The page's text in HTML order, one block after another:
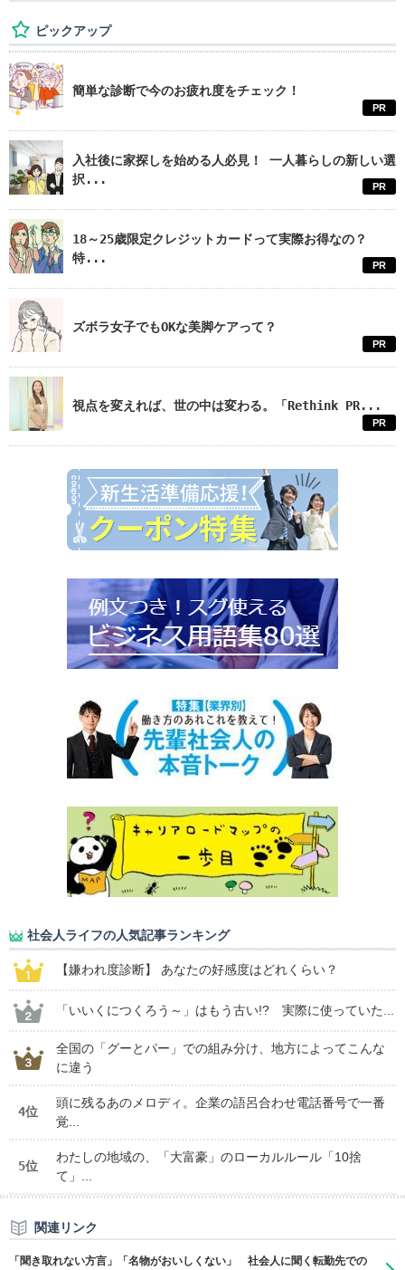
ピックアップ
簡単な診断で今のお疲れ度をチェック！
PR
入社後に家探しを始める人必見！ 一人暮らしの新しい選
択...
PR
18～25歳限定クレジットカードって実際お得なの？
特...
PR
ズボラ女子でもOKな美脚ケアって？
PR
視点を変えれば、世の中は変わる。「Rethink PR...
PR
社会人ライフの人気記事ランキング
【嫌われ度診断】 あなたの好感度はどれくらい？
「いいくにつくろう～」はもう古い!? 実際に使っていた...
全国の「グーとパー」での組み分け、地方によってこんな
に違う
4位
頭に残るあのメロディ。企業の語呂合わせ電話番号で一番
覚...
5位
わたしの地域の、「大富豪」のローカルルール「10捨
て」...
関連リンク
「聞き取れない方言」「名物がおいしくない」 社会人に聞く転勤先での